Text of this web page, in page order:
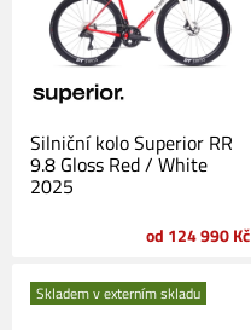
Silniční kolo Superior RR
9.8 Gloss Red / White
2025
od 124 990 Kč
Skladem v externím skladu